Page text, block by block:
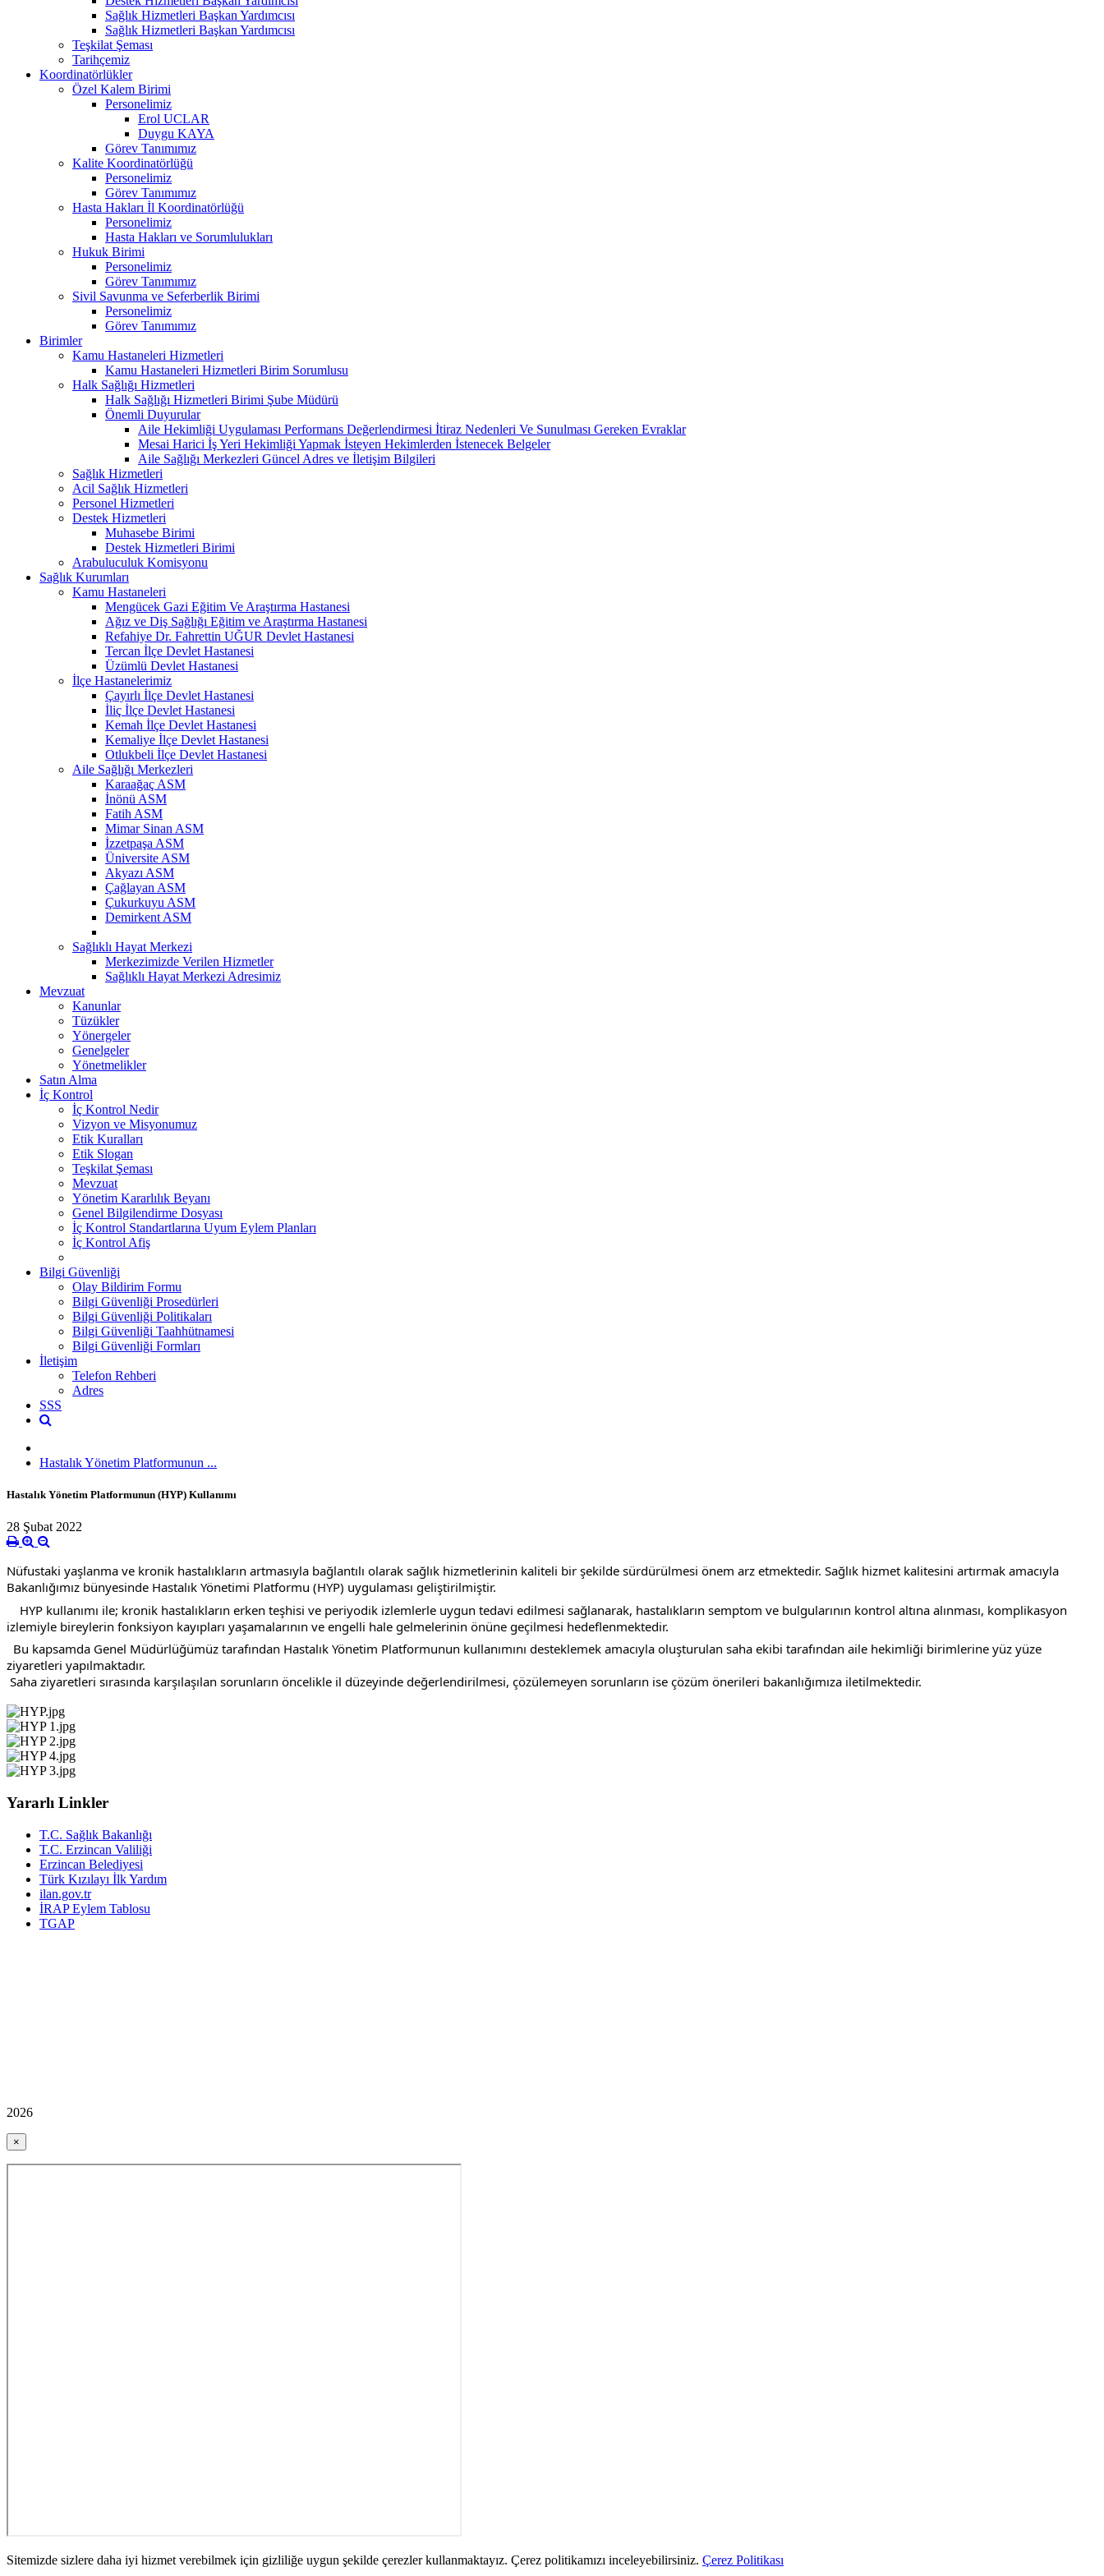
Sağlık Hizmetleri Başkan Yardımcısı
Sağlık Hizmetleri Başkan Yardımcısı
Teşkilat Şeması
Tarihçemiz
Koordinatörlükler
Özel Kalem Birimi
Personelimiz
Erol UCLAR
Duygu KAYA
Görev Tanımımız
Kalite Koordinatörlüğü
Personelimiz
Görev Tanımımız
Hasta Hakları İl Koordinatörlüğü
Personelimiz
Hasta Hakları ve Sorumlulukları
Hukuk Birimi
Personelimiz
Görev Tanımımız
Sivil Savunma ve Seferberlik Birimi
Personelimiz
Görev Tanımımız
Birimler
Kamu Hastaneleri Hizmetleri
Kamu Hastaneleri Hizmetleri Birim Sorumlusu
Halk Sağlığı Hizmetleri
Halk Sağlığı Hizmetleri Birimi Şube Müdürü
Önemli Duyurular
Aile Hekimliği Uygulaması Performans Değerlendirmesi İtiraz Nedenleri Ve Sunulması Gereken Evraklar
Mesai Harici İş Yeri Hekimliği Yapmak İsteyen Hekimlerden İstenecek Belgeler
Aile Sağlığı Merkezleri Güncel Adres ve İletişim Bilgileri
Sağlık Hizmetleri
Acil Sağlık Hizmetleri
Personel Hizmetleri
Destek Hizmetleri
Muhasebe Birimi
Destek Hizmetleri Birimi
Arabuluculuk Komisyonu
Sağlık Kurumları
Kamu Hastaneleri
Mengücek Gazi Eğitim Ve Araştırma Hastanesi
Ağız ve Diş Sağlığı Eğitim ve Araştırma Hastanesi
Refahiye Dr. Fahrettin UĞUR Devlet Hastanesi
Tercan İlçe Devlet Hastanesi
Üzümlü Devlet Hastanesi
İlçe Hastanelerimiz
Çayırlı İlçe Devlet Hastanesi
İliç İlçe Devlet Hastanesi
Kemah İlçe Devlet Hastanesi
Kemaliye İlçe Devlet Hastanesi
Otlukbeli İlçe Devlet Hastanesi
Aile Sağlığı Merkezleri
Karaağaç ASM
İnönü ASM
Fatih ASM
Mimar Sinan ASM
İzzetpaşa ASM
Üniversite ASM
Akyazı ASM
Çağlayan ASM
Çukurkuyu ASM
Demirkent ASM
Sağlıklı Hayat Merkezi
Merkezimizde Verilen Hizmetler
Sağlıklı Hayat Merkezi Adresimiz
Mevzuat
Kanunlar
Tüzükler
Yönergeler
Genelgeler
Yönetmelikler
Satın Alma
İç Kontrol
İç Kontrol Nedir
Vizyon ve Misyonumuz
Etik Kuralları
Etik Slogan
Teşkilat Şeması
Mevzuat
Yönetim Kararlılık Beyanı
Genel Bilgilendirme Dosyası
İç Kontrol Standartlarına Uyum Eylem Planları
İç Kontrol Afiş
Bilgi Güvenliği
Olay Bildirim Formu
Bilgi Güvenliği Prosedürleri
Bilgi Güvenliği Politikaları
Bilgi Güvenliği Taahhütnamesi
Bilgi Güvenliği Formları
İletişim
Telefon Rehberi
Adres
SSS
Hastalık Yönetim Platformunun ...
Hastalık Yönetim Platformunun (HYP) Kullanımı
28 Şubat 2022
Nüfustaki yaşlanma ve kronik hastalıkların artmasıyla bağlantılı olarak sağlık hizmetlerinin kaliteli bir şekilde sürdürülmesi önem arz etmektedir. Sağlık hizmet kalitesini artırmak amacıyla
Bakanlığımız bünyesinde Hastalık Yönetimi Platformu (HYP) uygulaması geliştirilmiştir.
izlemiyle bireylerin fonksiyon kayıpları yaşamalarının ve engelli hale gelmelerinin önüne geçilmesi hedeflenmektedir.
ziyaretleri yapılmaktadır.
Saha ziyaretleri sırasında karşılaşılan sorunların öncelikle il düzeyinde değerlendirilmesi, çözülemeyen sorunların ise çözüm önerileri bakanlığımıza iletilmektedir.
Yararlı Linkler
T.C. Sağlık Bakanlığı
T.C. Erzincan Valiliği
Erzincan Belediyesi
Türk Kızılayı İlk Yardım
ilan.gov.tr
İRAP Eylem Tablosu
TGAP
2026
×
Sitemizde sizlere daha iyi hizmet verebilmek için gizliliğe uygun şekilde çerezler kullanmaktayız. Çerez politikamızı inceleyebilirsiniz. Çerez Politikası